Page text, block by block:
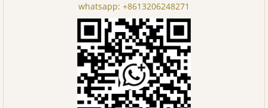
whatsapp: +8613206248271